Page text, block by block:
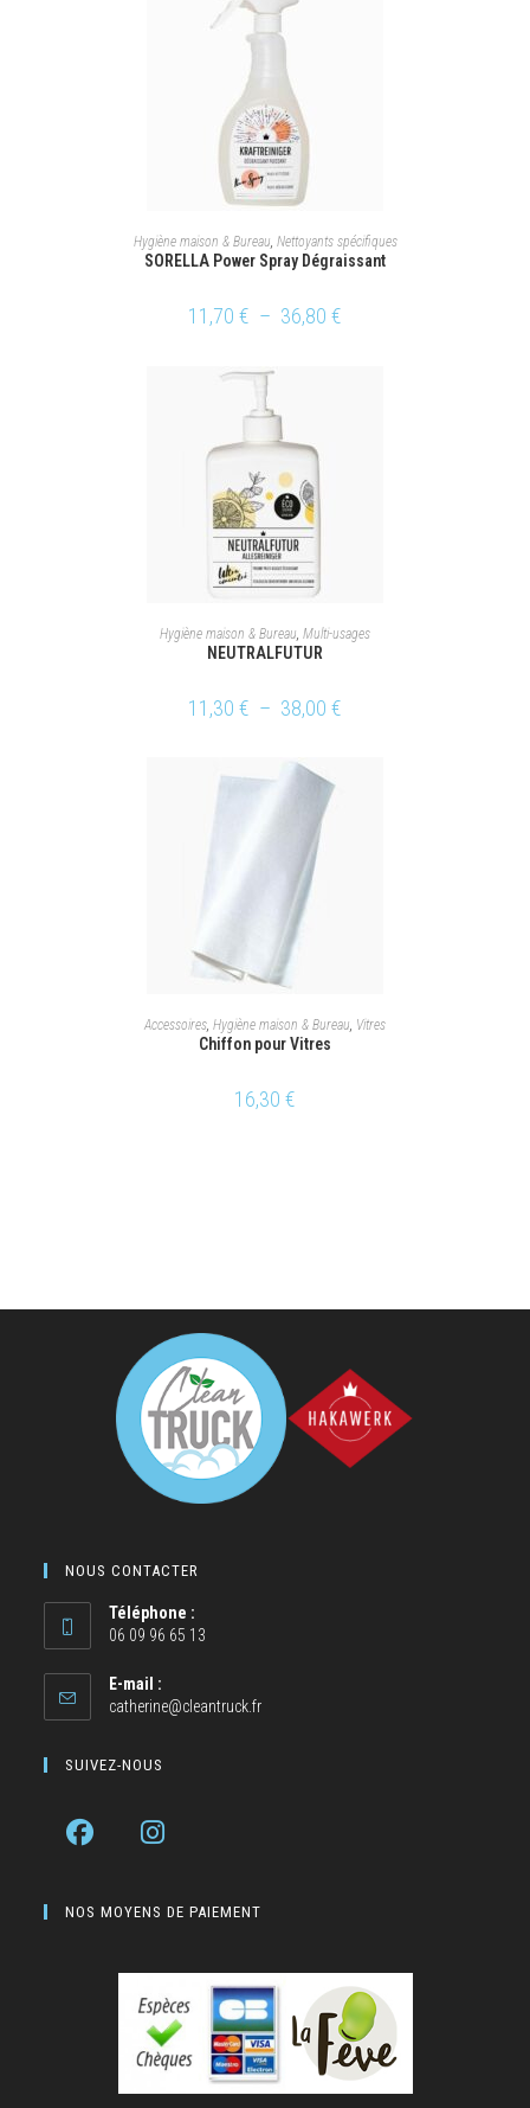
LIRE LA SUITE
Hygiène maison & Bureau, Nettoyants spécifiques
SORELLA Power Spray Dégraissant
11,70 € – 36,80 €
CHOIX DES OPTIONS
Hygiène maison & Bureau Multi-usages
NEUTRALFUTUR
11,30 € – 38,00 €
AJOUTER AU PANIER
Accessoires, Hygiène maison & Bureau, Vitres
Chiffon pour Vitres
16,30 €
NOUS CONTACTER
Téléphone :
06 09 96 65 13
E-mail :
catherine@cleantruck.fr
SUIVEZ-NOUS
NOS MOYENS DE PAIEMENT